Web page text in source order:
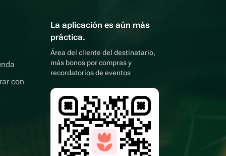
con
La aplicación es aún más
práctica.
Área del cliente del destinatario,
más bonos por compras y
recordatorios de eventos